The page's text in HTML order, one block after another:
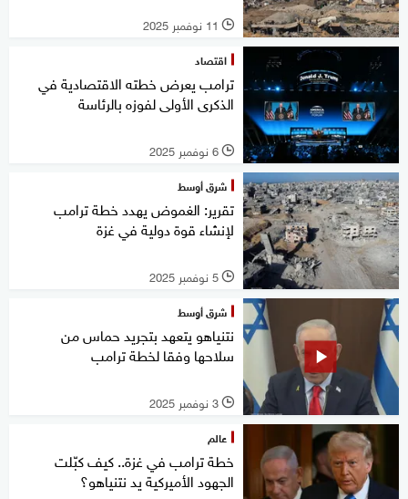
l 11 نوفمبر 2025
اقتصاد
ترامب يعرض خطته الاقتصادية في
الذكرى الأولى لفوزه بالرئاسة
l 6 نوفمبر 2025
شرق أوسط
تقرير: الغموض يهدد خطة ترامب
لإنشاء قوة دولية في غزة
l 5 نوفمبر 2025
شرق أوسط
نتنياهو يتعهد بتجريد حماس من
سلاحها وفقا لخطة ترامب
l 3 نوفمبر 2025
عالم
خطة ترامب في غزة.. كيف كبّلت
الجهود الأميركية يد نتنياهو؟